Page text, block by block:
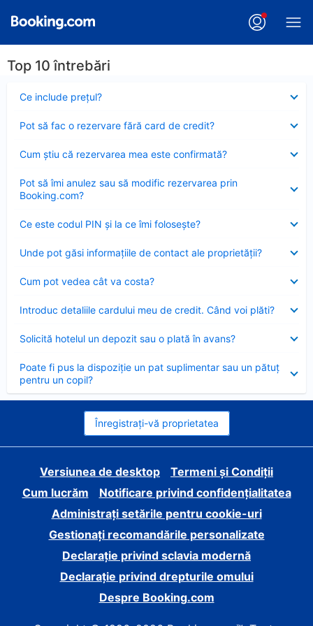
Top 10 întrebări
Ce include preţul?
închis
Pot să fac o rezervare fără card de credit?
închis
Cum ştiu că rezervarea mea este confirmată?
închis
Pot să îmi anulez sau să modific rezervarea prin
Booking.com?
închis
Ce este codul PIN şi la ce îmi foloseşte?
închis
Unde pot găsi informațiile de contact ale proprietății?
închis
Cum pot vedea cât va costa?
închis
Introduc detaliile cardului meu de credit. Când voi plăti?
închis
Solicită hotelul un depozit sau o plată în avans?
închis
Poate fi pus la dispoziție un pat suplimentar sau un pătuț
pentru un copil?
închis
Înregistrați-vă proprietatea
Versiunea de desktop
Termeni și Condiții
Cum lucrăm
Notificare privind confidențialitatea
Administrați setările pentru cookie-uri
Gestionați recomandările personalizate
Declarație privind sclavia modernă
Declarație privind drepturile omului
Despre Booking.com